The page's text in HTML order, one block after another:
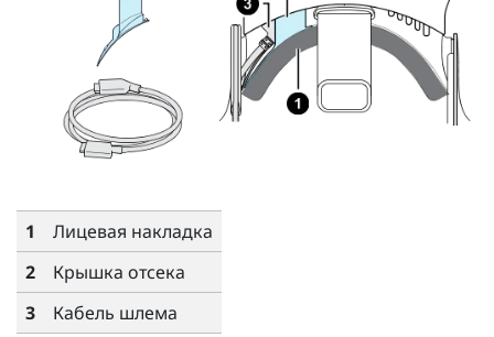
1
Лицевая накладка
2
Крышка отсека
3
Кабель шлема